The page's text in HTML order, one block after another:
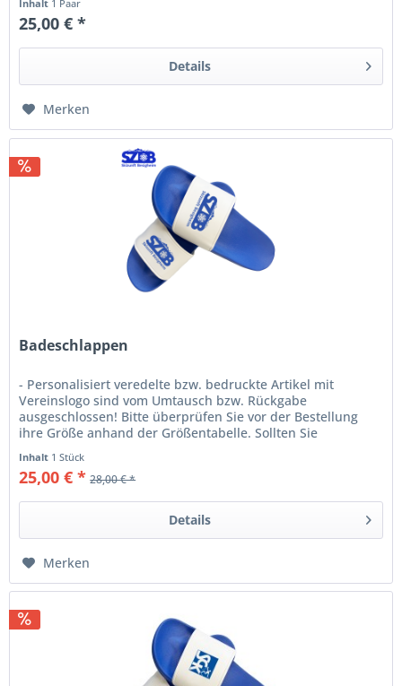
Inhalt 1 Paar
25,00 € *
Details
Merken
Badeschlappen
- Personalisiert veredelte bzw. bedruckte Artikel mit
Vereinslogo sind vom Umtausch bzw. Rückgabe
ausgeschlossen! Bitte überprüfen Sie vor der Bestellung
ihre Größe anhand der Größentabelle. Sollten Sie
Inhalt 1 Stück
25,00 € * 28,00 € *
Details
Merken